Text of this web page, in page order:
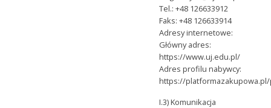
Tel.: +48 126633912
Faks: +48 126633914
Adresy internetowe:
Główny adres:
https://www.uj.edu.pl/
Adres profilu nabywcy:
https://
I.3) Komunikacja